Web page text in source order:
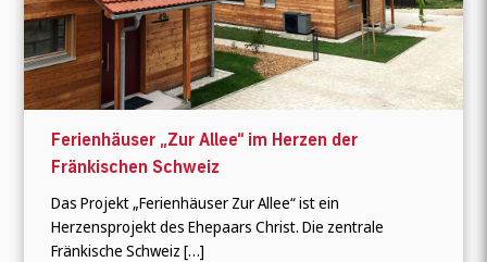
Ferienhäuser „Zur Allee“ im Herzen der
Fränkischen Schweiz
Das Projekt „Ferienhäuser Zur Allee“ ist ein
Herzensprojekt des Ehepaars Christ. Die zentrale
Fränkische Schweiz […]